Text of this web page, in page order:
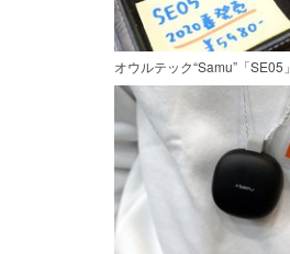
オウルテック“Samu”「SE05」